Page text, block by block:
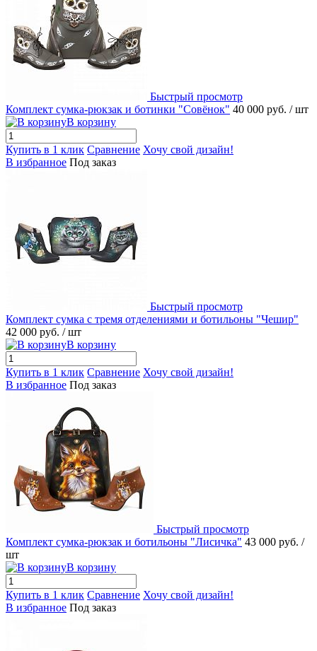
Быстрый просмотр
Комплект сумка-рюкзак и ботинки "Совёнок" 40 000 руб. / шт
В корзину
Купить в 1 клик Сравнение Хочу свой дизайн!
В избранное Под заказ
Быстрый просмотр
Комплект сумка с тремя отделениями и ботильоны "Чешир"
42 000 руб. / шт
В корзину
Купить в 1 клик Сравнение Хочу свой дизайн!
В избранное Под заказ
Быстрый просмотр
Комплект сумка-рюкзак и ботильоны "Лисичка" 43 000 руб. /
шт
В корзину
Купить в 1 клик Сравнение Хочу свой дизайн!
В избранное Под заказ